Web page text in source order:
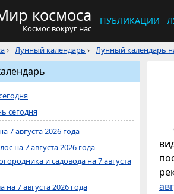
космоса
Космос вокруг нас
ПУБЛИКАЦИИ
› Лунный календарь › Лунный календарь
сегодня
7 августа 2026 года
на 7 августа 2026 года
и садовода на 7 августа
на 7 августа 2026 года